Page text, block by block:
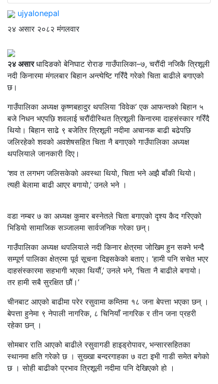
ujyalonepal
२४ असार २०८२ मंगलवार
२४ असारधादिङको बेनिघाट रोराङ गाउँपालिका–७, चरौंदी नजिकै त्रिशूली
नदी किनारमा मंगलबार बिहान अन्त्येष्टि गरिँदै गरेको चिता बाढीले बगाएको
छ।
गाउँपालिका अध्यक्ष कृष्णबहादुर थपलिया ‘विवेक’ एक आफन्तको बिहान ५
बजे निधन भएपछि शवलाई चरौंदीस्थित त्रिशूली किनारमा दाहसंस्कार गरिँदै
थियो। बिहान साढे ९ बजेतिर त्रिशूली नदीमा अचानक बाढी बढेपछि
जलिरहेको शवको अवशेषसहित चिता नै बगाएको गाउँपालिका अध्यक्ष
थपलियाले जानकारी दिए।
‘शव त लगभग जलिसकेको अवस्था थियो, चिता भने अझै बाँकी थियो।
त्यही बेलामा बाढी आएर बगायो,’ उनले भने ।
वडा नम्बर ७ का अध्यक्ष कुमार बस्नेतले चिता बगाएको दृश्य कैद गरिएको
भिडियो सामाजिक सञ्जालमा सार्वजनिक गरेका छन्।
गाउँपालिका अध्यक्ष थपलियाले नदी किनार क्षेत्रमा जोखिम हुन सक्ने भन्दै
सम्पूर्ण पालिका क्षेत्रमा पूर्व सूचना दिइसकेको बताए। ‘हामी पनि सचेत भएर
दाहसंस्कारमा सहभागी भएका थियौं,’ उनले भने, ‘चिता नै बाढीले बगायो।
तर हामी सबै सुरक्षित छौं।’
चीनबाट आएको बाढीमा परेर रसुवामा कम्तिमा १८ जना बेपत्ता भएका छन् ।
बेपत्ता हुनेमा ९ नेपाली नागरिक, ८ चिनियाँ नागरिक र तीन जना प्रहरी
रहेका छन् ।
सोमबार राति आएको बाढीले रसुवागडी हाइड्रोपावर, भन्सारसहितका
स्थानमा क्षति गरेको छ । सुख्खा बन्दरगाहका ७ वटा इभी गाडी समेत बगेको
छ । सोही बाढीको प्रभाव त्रिशूली नदीमा पनि देखिएको हो ।